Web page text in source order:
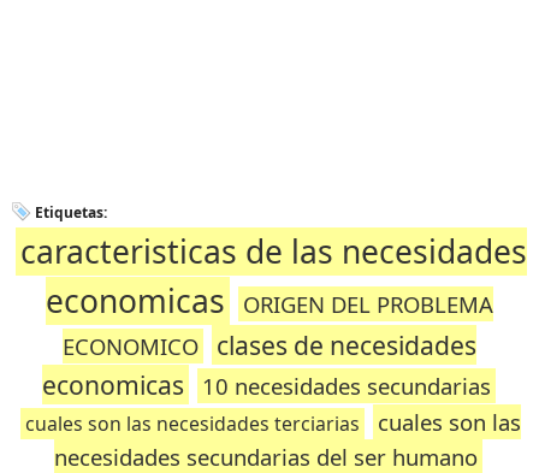
Etiquetas:
caracteristicas de las necesidades
economicas
ORIGEN DEL PROBLEMA
ECONOMICO
clases de necesidades
economicas
10 necesidades secundarias
cuales son las necesidades terciarias
cuales son las
necesidades secundarias del ser humano